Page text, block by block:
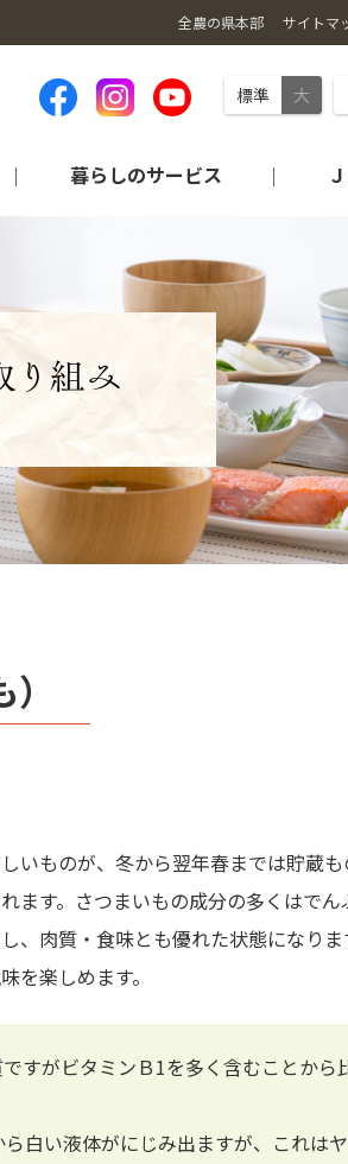
全農の県本部 サイトマ
標準 大
暮らしのサービス
旬・レシピの紹介
産地から探す
農業機械情報
コンプライアンス
いものが、冬から翌年春までは貯蔵
ます。さつまいもの成分の多くはで
、肉質・食味とも優れた状態になり
を楽しめます。
すがビタミンＢ1を多く含むことか
白い液体がにじみ出ますが、これは